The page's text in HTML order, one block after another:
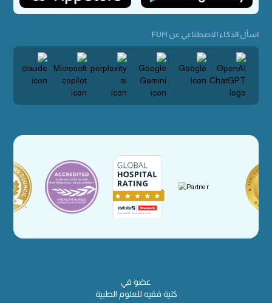
اسأل الذكاء الاصطناعي عن FUH
عضو في
كلية فقيه للعلوم الطبية